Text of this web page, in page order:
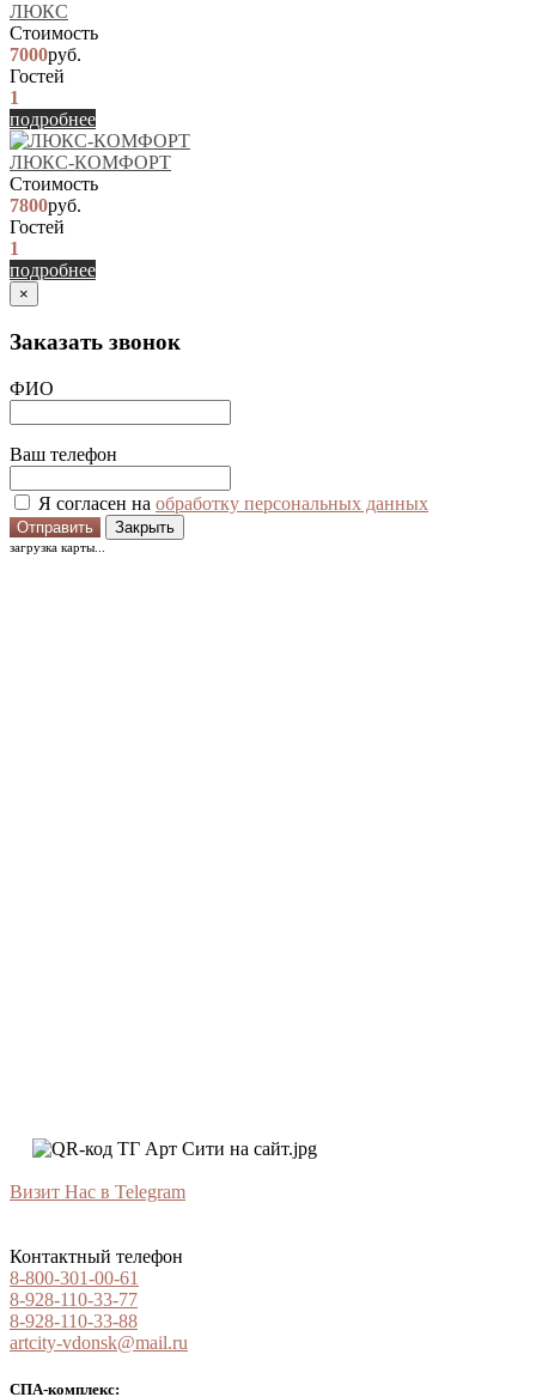
ЛЮКС
Стоимость
7000руб.
Гостей
1
подробнее
ЛЮКС-КОМФОРТ
Стоимость
7800руб.
Гостей
1
подробнее
×
Заказать звонок
ФИО
Ваш телефон
Я согласен на обработку персональных данных
Отправить Закрыть
загрузка карты...
Визит Нас в Telegram
Контактный телефон
8-800-301-00-61
8-928-110-33-77
8-928-110-33-88
artcity-vdonsk@mail.ru
СПА-комплекс: